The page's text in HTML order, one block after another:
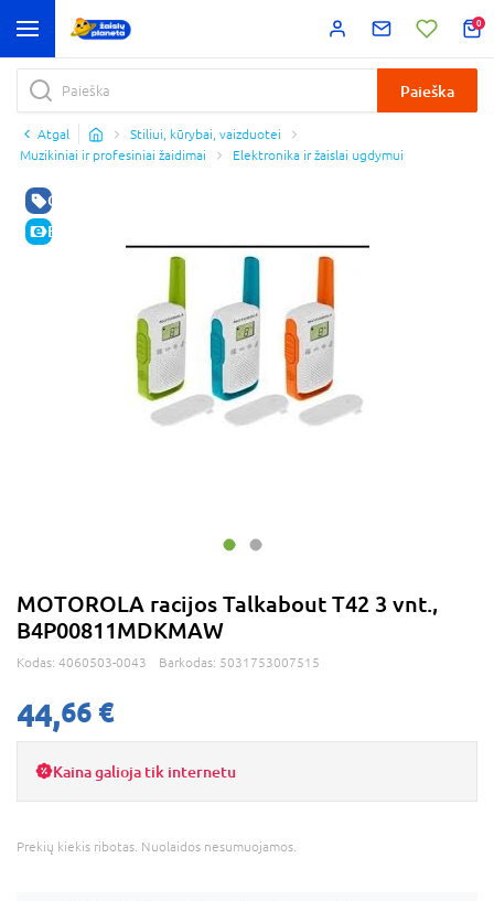
0
Paieška
Atgal
Stiliui, kūrybai, vaizduotei
Muzikiniai ir profesiniai žaidimai
Elektronika ir žaislai ugdymui
GERA KAINA
E-KAINA
MOTOROLA racijos Talkabout T42 3 vnt.,
B4P00811MDKMAW
Kodas: 4060503-0043 Barkodas: 5031753007515
44,66 €
Kaina galioja tik internetu
Prekių kiekis ribotas. Nuolaidos nesumuojamos.